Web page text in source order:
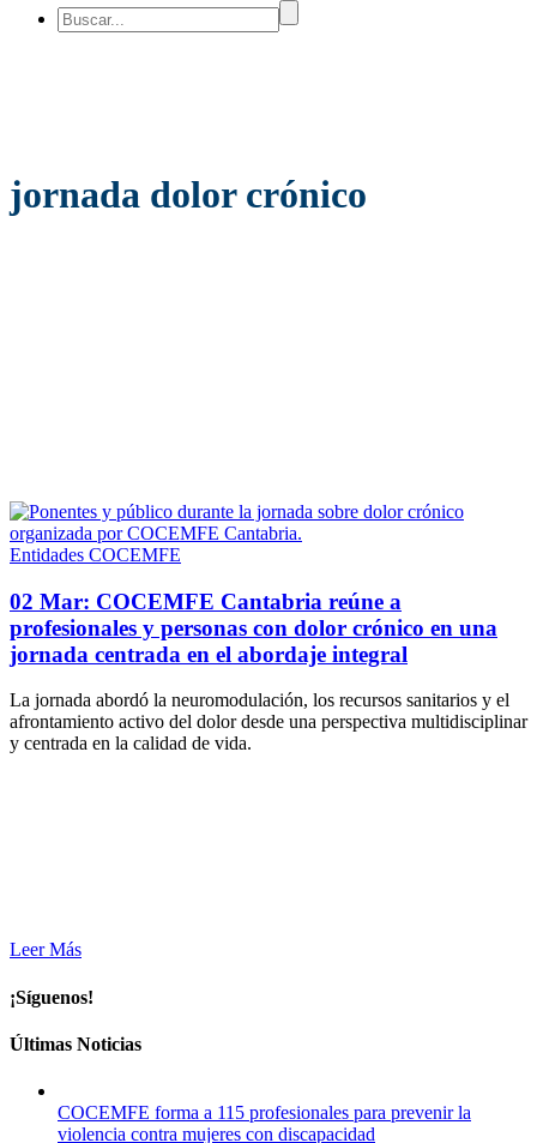
jornada dolor crónico
Entidades COCEMFE
02 Mar: COCEMFE Cantabria reúne a
profesionales y personas con dolor crónico en una
jornada centrada en el abordaje integral
La jornada abordó la neuromodulación, los recursos sanitarios y el
afrontamiento activo del dolor desde una perspectiva multidisciplinar
y centrada en la calidad de vida.
Leer Más
¡Síguenos!
Últimas Noticias
COCEMFE forma a 115 profesionales para prevenir la
violencia contra mujeres con discapacidad